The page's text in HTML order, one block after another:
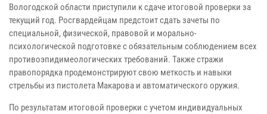
Вологодской области приступили к сдаче итоговой проверки за
текущий год. Росгвардейцам предстоит сдать зачеты по
специальной, физической, правовой и морально-
психологической подготовке с обязательным соблюдением всех
противоэпидимеологических требований. Также стражи
правопорядка продемонстрируют свою меткость и навыки
стрельбы из пистолета Макарова и автоматического оружия.
По результатам итоговой проверки с учетом индивидуальных